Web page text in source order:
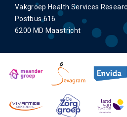
Vakgroep Health Services
Postbus 616
6200 MD Maastricht